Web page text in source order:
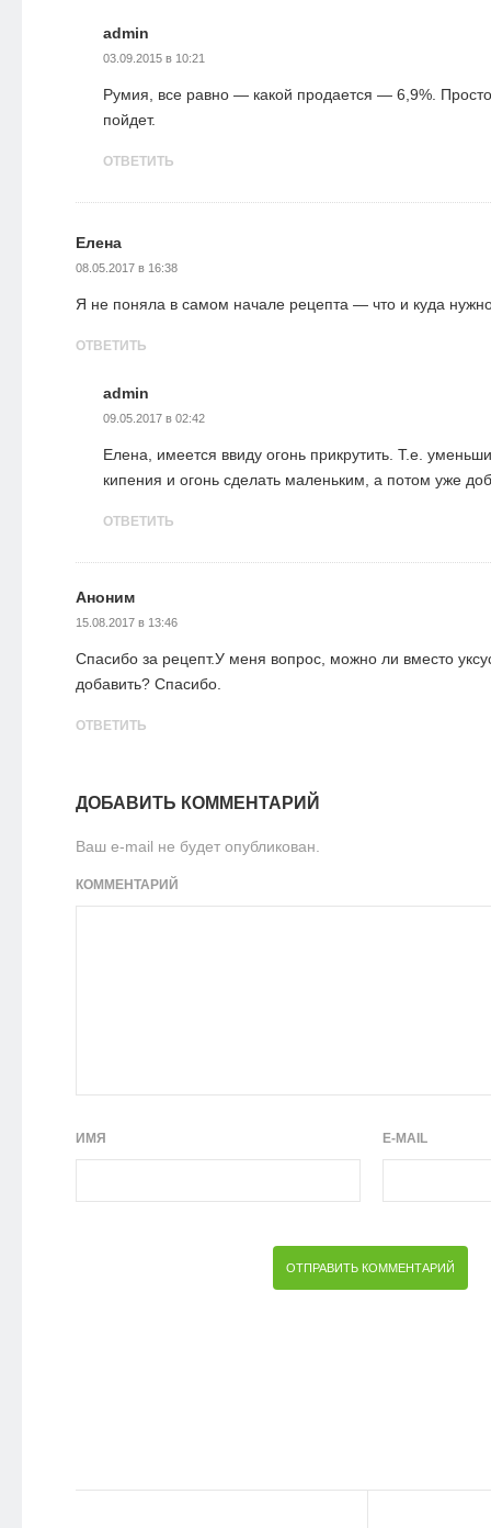
admin
03.09.2015 в 10:21
Румия, все равно — какой продается — 6,9%.
пойдет.
ОТВЕТИТЬ
Елена
08.05.2017 в 16:38
Я не поняла в самом начале рецепта — что и куда
ОТВЕТИТЬ
admin
09.05.2017 в 02:42
Елена, имеется ввиду огонь прикрутить. Т.е.
кипения и огонь сделать маленьким, а потом уже
ОТВЕТИТЬ
Аноним
15.08.2017 в 13:46
Спасибо за рецепт.У меня вопрос, можно ли вместо
добавить? Спасибо.
ОТВЕТИТЬ
ДОБАВИТЬ КОММЕНТАРИЙ
Ваш e-mail не будет опубликован.
КОММЕНТАРИЙ
ИМЯ E-MAIL